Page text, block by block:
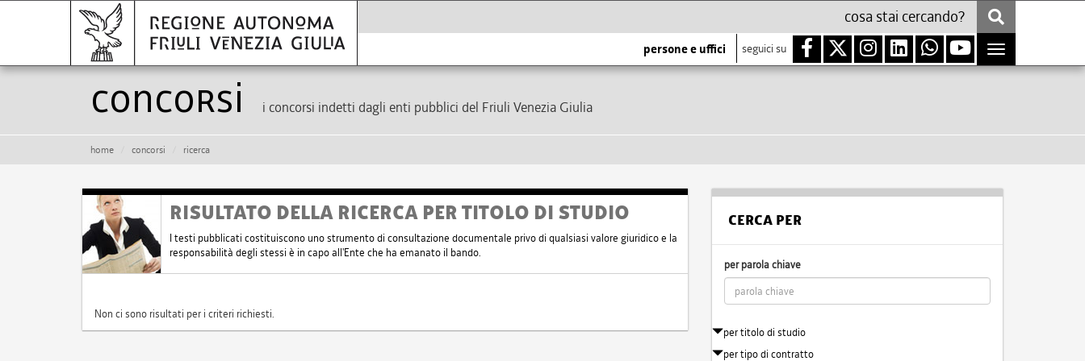
persone e uffici seguici su
Toggle
navigation
Concorsi i concorsi indetti dagli enti pubblici del Friuli Venezia Giulia
home concorsi ricerca
RISULTATO DELLA RICERCA PER TITOLO DI STUDIO
I testi pubblicati costituiscono uno strumento di consultazione documentale privo di qualsiasi valore giuridico e la
responsabilità degli stessi è in capo all'Ente che ha emanato il bando.
Non ci sono risultati per i criteri richiesti.
CERCA PER
per parola chiave
per titolo di studio
per tipo di contratto